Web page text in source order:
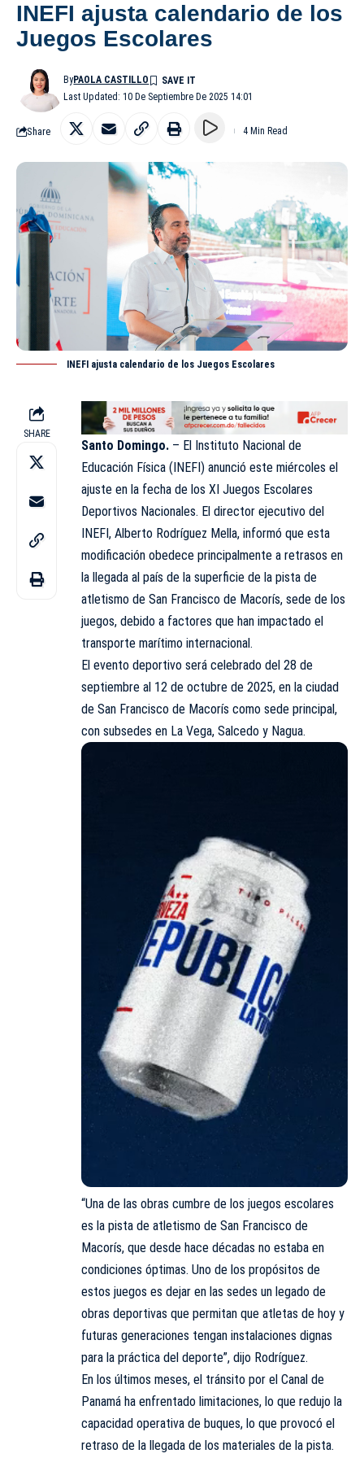
INEFI ajusta calendario de los
Juegos Escolares
Last Updated: 10 De Septiembre De 2025 14:01
ByPAOLA CASTILLO
Share 4 Min Read
INEFI ajusta calendario de los Juegos Escolares
SHARE
Santo Domingo. – El Instituto Nacional de
Educación Física (INEFI) anunció este miércoles el
ajuste en la fecha de los XI Juegos Escolares
Deportivos Nacionales. El director ejecutivo del
INEFI, Alberto Rodríguez Mella, informó que esta
modificación obedece principalmente a retrasos en
la llegada al país de la superficie de la pista de
atletismo de San Francisco de Macorís, sede de los
juegos, debido a factores que han impactado el
transporte marítimo internacional.
El evento deportivo será celebrado del 28 de
septiembre al 12 de octubre de 2025, en la ciudad
de San Francisco de Macorís como sede principal,
con subsedes en La Vega, Salcedo y Nagua.
“Una de las obras cumbre de los juegos escolares
es la pista de atletismo de San Francisco de
Macorís, que desde hace décadas no estaba en
condiciones óptimas. Uno de los propósitos de
estos juegos es dejar en las sedes un legado de
obras deportivas que permitan que atletas de hoy y
futuras generaciones tengan instalaciones dignas
para la práctica del deporte”, dijo Rodríguez.
En los últimos meses, el tránsito por el Canal de
Panamá ha enfrentado limitaciones, lo que redujo la
capacidad operativa de buques, lo que provocó el
retraso de la llegada de los materiales de la pista.